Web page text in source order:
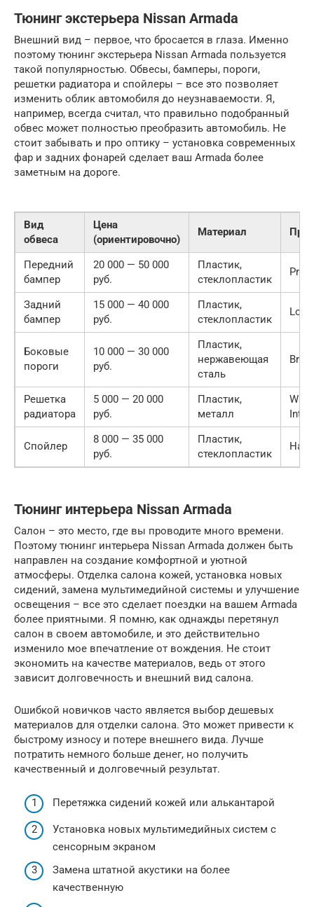
Тюнинг экстерьера Nissan Armada
Внешний вид – первое, что бросается в глаза. Именно
поэтому тюнинг экстерьера Nissan Armada пользуется
такой популярностью. Обвесы, бамперы, пороги,
решетки радиатора и спойлеры – все это позволяет
изменить облик автомобиля до неузнаваемости. Я,
например, всегда считал, что правильно подобранный
обвес может полностью преобразить автомобиль. Не
стоит забывать и про оптику – установка современных
фар и задних фонарей сделает ваш Armada более
заметным на дороге.
Вид
обвеса
Цена
(ориентировочно)
Материал
Передний
бампер
20 000 — 50 000
руб.
Пластик,
стеклопластик
Задний
бампер
15 000 — 40 000
руб.
Пластик,
стеклопластик
Боковые
пороги
10 000 — 30 000
руб.
Пластик,
нержавеющая
сталь
Решетка
радиатора
5 000 — 20 000
руб.
Пластик,
металл
Wald
Спойлер
8 000 — 35 000
руб.
Пластик,
стеклопластик
Тюнинг интерьера Nissan Armada
Салон – это место, где вы проводите много времени.
Поэтому тюнинг интерьера Nissan Armada должен быть
направлен на создание комфортной и уютной
атмосферы. Отделка салона кожей, установка новых
сидений, замена мультимедийной системы и улучшение
освещения – все это сделает поездки на вашем Armada
более приятными. Я помню, как однажды перетянул
салон в своем автомобиле, и это действительно
изменило мое впечатление от вождения. Не стоит
экономить на качестве материалов, ведь от этого
зависит долговечность и внешний вид салона.
Ошибкой новичков часто является выбор дешевых
материалов для отделки салона. Это может привести к
быстрому износу и потере внешнего вида. Лучше
потратить немного больше денег, но получить
качественный и долговечный результат.
Перетяжка сидений кожей или алькантарой
Установка новых мультимедийных систем с
сенсорным экраном
Замена штатной акустики на более
качественную